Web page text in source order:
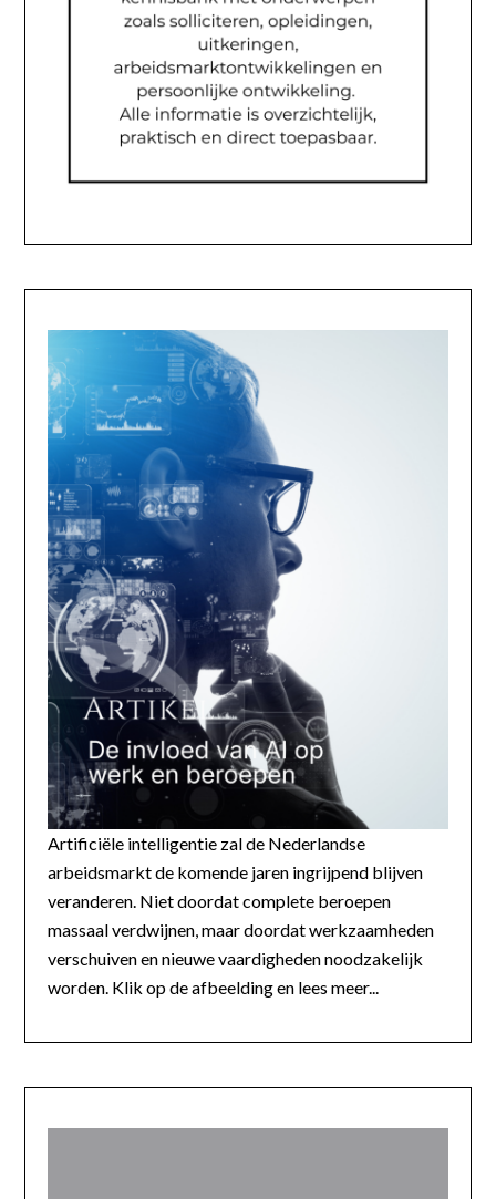
Artificiële intelligentie zal de Nederlandse
arbeidsmarkt de komende jaren ingrijpend blijven
veranderen. Niet doordat complete beroepen
massaal verdwijnen, maar doordat werkzaamheden
verschuiven en nieuwe vaardigheden noodzakelijk
worden. Klik op de afbeelding en lees meer...